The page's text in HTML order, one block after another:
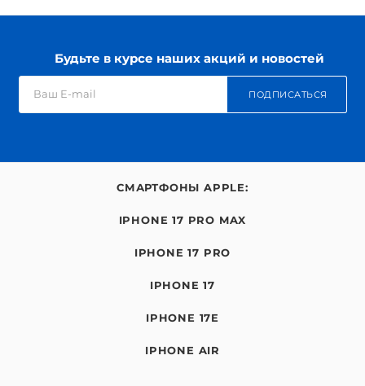
Будьте в курсе наших акций и новостей
ПОДПИСАТЬСЯ
СМАРТФОНЫ APPLE:
IPHONE 17 PRO MAX
IPHONE 17 PRO
IPHONE 17
IPHONE 17E
IPHONE AIR